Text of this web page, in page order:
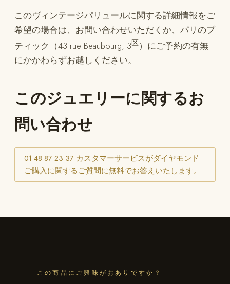
このヴィンテージパリュールに関する詳細情報をご
希望の場合は、お問い合わせいただくか、パリのブ
ティック（43 rue Beaubourg, 3区）にご予約の有無
にかかわらずお越しください。
このジュエリーに関するお
問い合わせ
01 48 87 23 37 カスタマーサービスがダイヤモンド
ご購入に関するご質問に無料でお答えいたします。
この商品にご興味がおありですか？